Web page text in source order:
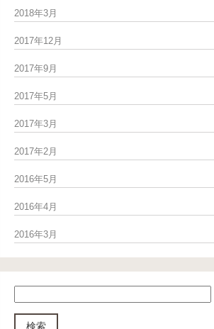
2018年3月
2017年12月
2017年9月
2017年5月
2017年3月
2017年2月
2016年5月
2016年4月
2016年3月